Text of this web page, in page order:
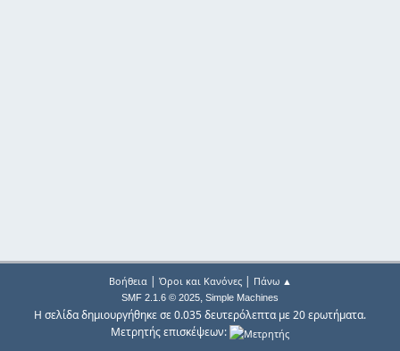
Βοήθεια| Όροι και Κανόνες| Πάνω ▲
SMF 2.1.6 © 2025, Simple Machines
Η σελίδα δημιουργήθηκε σε 0.035 δευτερόλεπτα με 20 ερωτήματα.
Μετρητής επισκέψεων: